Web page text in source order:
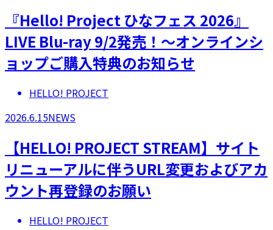
『Hello! Project ひなフェス 2026』
LIVE Blu-ray 9/2発売！～オンラインシ
ョップご購入特典のお知らせ
HELLO! PROJECT
2026.6.15NEWS
【HELLO! PROJECT STREAM】サイト
リニューアルに伴うURL変更およびアカ
ウント再登録のお願い
HELLO! PROJECT